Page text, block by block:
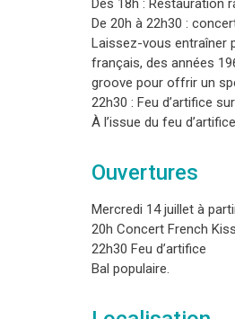
Dès 18h : Restauration
De 20h à 22h30 :
Laissez-vous entraîner
français, des années
groove pour offrir un
22h30 : Feu d’artifice
À l’issue du feu
Ouvertures
Mercredi 14 juillet à
20h Concert French Kiss
22h30 Feu d’artifice
Bal populaire.